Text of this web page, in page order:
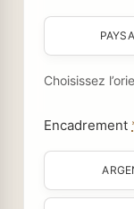
Choisissez
Encadrement